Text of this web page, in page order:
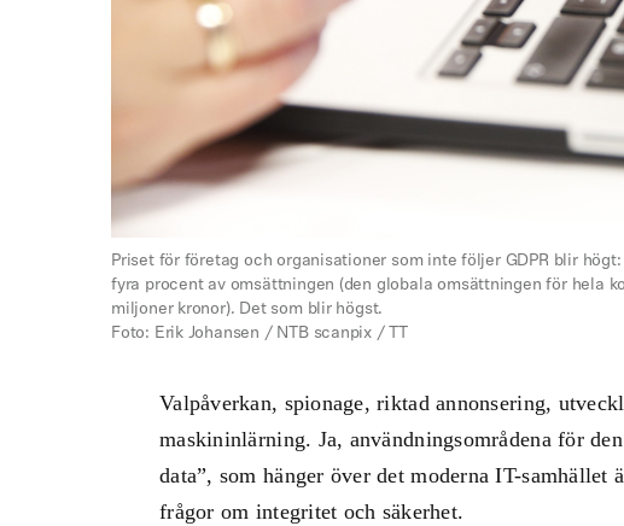
Priset för företag och organisationer som inte följer GDPR blir
fyra procent av omsättningen (den globala omsättningen för hela
miljoner kronor). Det som blir högst.
Foto: Erik Johansen / NTB scanpix / TT
Valpåverkan, spionage, riktad annonsering,
maskininlärning. Ja, användningsområdena för
data”, som hänger över det moderna IT-samhället
frågor om integritet och säkerhet.